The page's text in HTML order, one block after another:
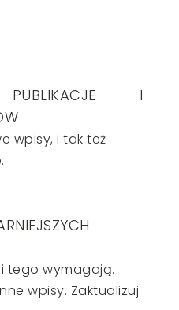
PUBLIKACJE I
wpisy, i tak też
tego wymagają.
wpisy. Zaktualizuj.